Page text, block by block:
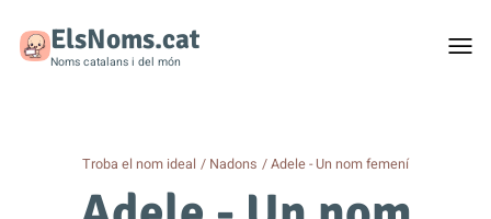
ElsNoms.cat
Noms catalans i del món
Troba el nom ideal Nadons Adele - Un nom femení